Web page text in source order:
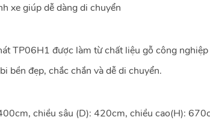
xe giúp dễ dàng di chuyển
TP06H1 được làm từ chất liệu gỗ công
bền đẹp, chắc chắn và dễ di chuyển.
chiều sâu (D): 420cm, chiều cao(H):